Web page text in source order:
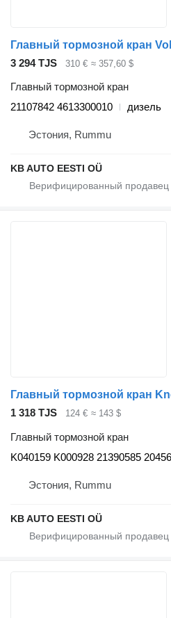
3 294 TJS 310 € ≈ 357,60 $
Главный тормозной кран
21107842 4613300010
дизель
Эстония, Rummu
KB AUTO EESTI OÜ
1 318 TJS 124 € ≈ 143 $
Главный тормозной кран
K040159 K000928 21390585
Эстония, Rummu
KB AUTO EESTI OÜ